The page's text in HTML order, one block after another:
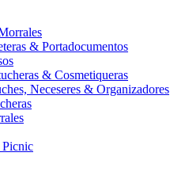
& Portadocumentos
& Cosmetiqueras
Neceseres & Organizadores
Picnic